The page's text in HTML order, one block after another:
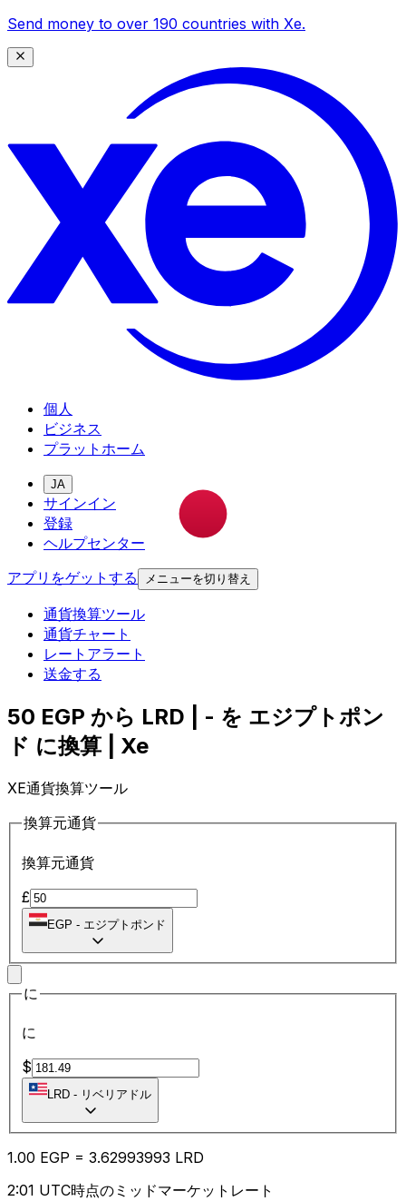
Send money to over 190 countries with Xe.
個人
ビジネス
プラットホーム
JA
サインイン
登録
ヘルプセンター
アプリをゲットする
メニューを切り替え
通貨換算ツール
通貨チャート
レートアラート
送金する
50 EGP から LRD | - を エジプトポン
ド に換算 | Xe
XE通貨換算ツール
換算元通貨
換算元通貨
£
EGP - エジプトポンド
に
に
$
LRD - リベリアドル
1.00 EGP = 3.62993993 LRD
2:01 UTC時点のミッドマーケットレート